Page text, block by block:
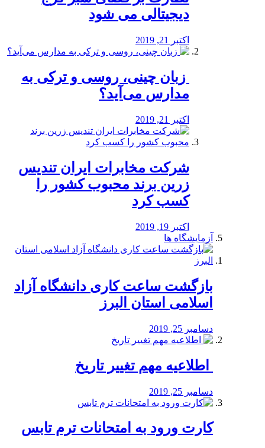
دیجیتالی می شود
اکتبر 21, 2019
️ زبان چینی، روسی و ترکی به
مدارس می‌آید؟
اکتبر 21, 2019
شرکت مخابرات ایران تندیس
زرین برند محبوب کشور را
کسب کرد
اکتبر 19, 2019
آزمایشگاه ها
بازگشت ساعت کاری دانشگاه آزاد
اسلامی استان البرز
دسامبر 25, 2019
️ اطلاعیه مهم تغییر تاریخ
دسامبر 25, 2019
کارت ورود به امتحانات ترم تابس